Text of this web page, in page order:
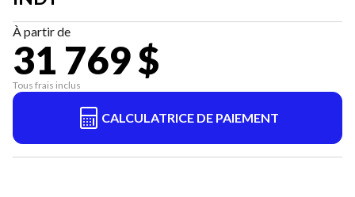
À partir de
31 769 $
Tous frais inclus
CALCULATRICE DE PAIEMENT